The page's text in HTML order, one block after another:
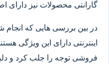
گارانتی محصولات نیز دارای
در بین بررسی هایی که انجام
اینترنتی دارای این ویژگی